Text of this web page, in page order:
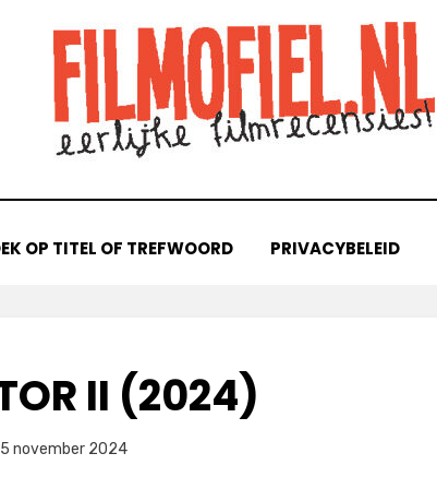
OP TITEL OF TREFWOORD PRIVACYBELEID
II (2024)
Filmofiel.nl
november 2024